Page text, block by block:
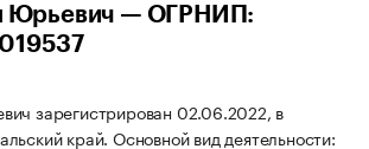
Юрьевич — ОГРНИП:
зарегистрирован 02.06.2022, в
край. Основной вид деятельности: